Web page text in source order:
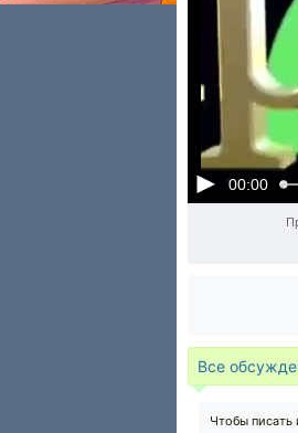
00:00
Все
Чтобы писать